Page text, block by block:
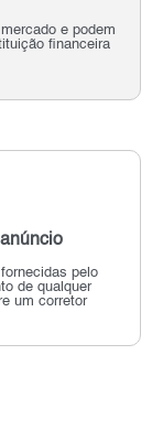
e podem
financeira
pelo
de qualquer
um corretor